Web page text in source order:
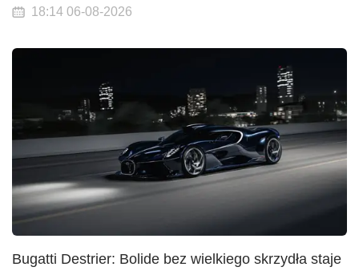
18:14 06-08-2026
Bugatti Destrier: Bolide bez wielkiego skrzydła staje